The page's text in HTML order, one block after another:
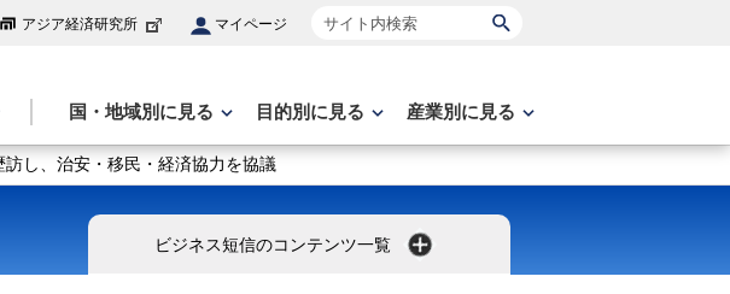
アジア経済研究所 マイページ サイト内検索
国・地域別に見る 目的別に見る 産業別に見る
し、治安・移民・経済協力を協議
ビジネス短信のコンテンツ一覧